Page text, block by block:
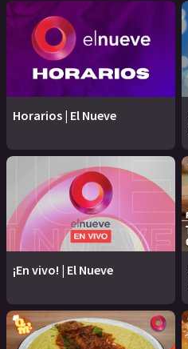
Horarios | El Nueve
¡En vivo! | El Nueve